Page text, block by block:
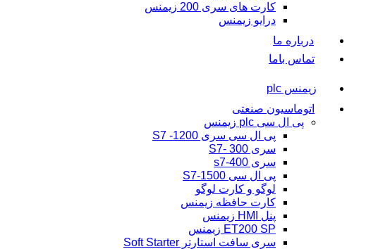
کارت های سری 200 زیمنس
درایو زیمنس
درباره ما
تماس باما
زیمنس plc
اتوماسیون صنعتی
پی ال سی plc زیمنس
پی ال سی سری 1200- S7
سری 300 -S7
سری s7-400
پی ال سی S7-1500
لوگو و کارت لوگو
کارت حافظه زیمنس
پنل HMI زیمنس
ET200 SP زیمنس
سری سافت استارتر Soft Starter